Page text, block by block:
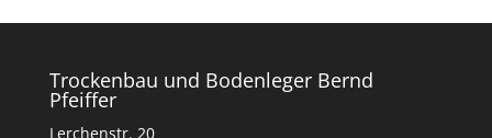
Trockenbau und Bodenleger Bernd
Pfeiffer
Lerchenstr. 20